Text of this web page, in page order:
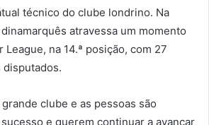
técnico do clube londrino. Na
atravessa um momento
na 14.ª posição, com 27
disputados.
clube e as pessoas são
e querem continuar a avançar